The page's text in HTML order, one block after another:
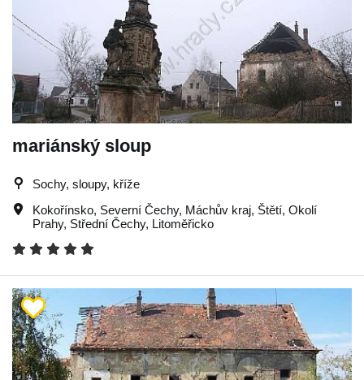
mariánský sloup
Sochy, sloupy, kříže
Kokořínsko, Severní Čechy, Máchův kraj, Štětí, Okolí
Prahy, Střední Čechy, Litoměřicko